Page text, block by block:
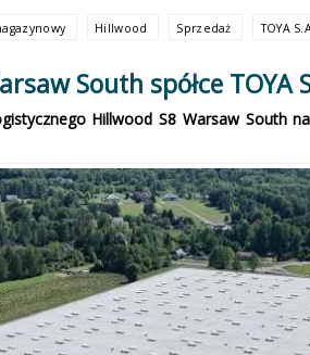
Hillwood Sprzedaż TOYA S.A.
South spółce TOYA
Hillwood S8 Warsaw South